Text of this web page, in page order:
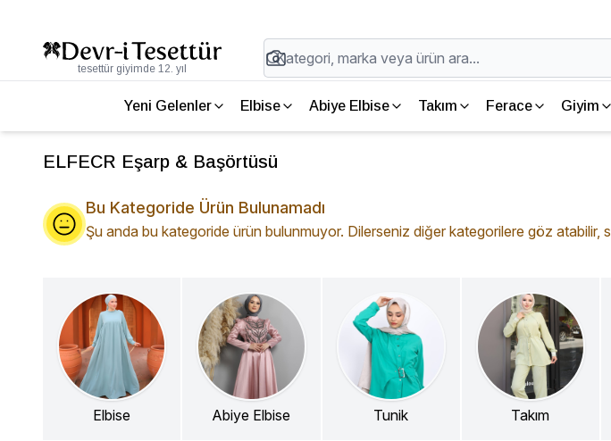
tesettür giyimde 12. yıl
Yeni Gelenler Elbise Abiye Elbise Takım Ferace Giyim
ELFECR Eşarp & Başörtüsü
Bu Kategoride Ürün Bulunamadı
Şu anda bu kategoride ürün bulunmuyor. Dilerseniz diğer kategorilere göz
Elbise Abiye Elbise Tunik Takım